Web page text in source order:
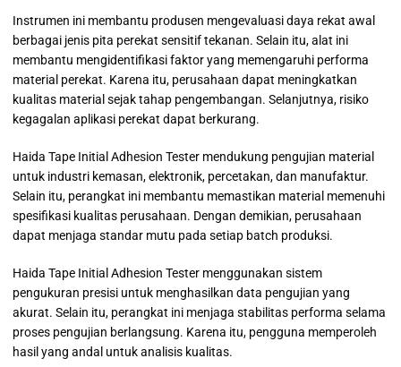
Instrumen ini membantu produsen mengevaluasi daya rekat awal
berbagai jenis pita perekat sensitif tekanan. Selain itu, alat ini
membantu mengidentifikasi faktor yang memengaruhi performa
material perekat. Karena itu, perusahaan dapat meningkatkan
kualitas material sejak tahap pengembangan. Selanjutnya, risiko
kegagalan aplikasi perekat dapat berkurang.
Haida Tape Initial Adhesion Tester mendukung pengujian material
untuk industri kemasan, elektronik, percetakan, dan manufaktur.
Selain itu, perangkat ini membantu memastikan material memenuhi
spesifikasi kualitas perusahaan. Dengan demikian, perusahaan
dapat menjaga standar mutu pada setiap batch produksi.
Haida Tape Initial Adhesion Tester menggunakan sistem
pengukuran presisi untuk menghasilkan data pengujian yang
akurat. Selain itu, perangkat ini menjaga stabilitas performa selama
proses pengujian berlangsung. Karena itu, pengguna memperoleh
hasil yang andal untuk analisis kualitas.